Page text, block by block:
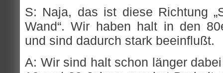
S: Naja, das ist diese Richtung
Wand“. Wir haben halt in den
und sind dadurch stark beeinflußt.
A: Wir sind halt schon länger